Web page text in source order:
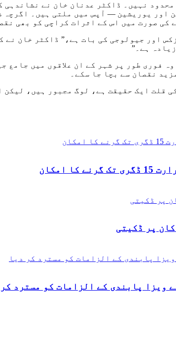
اور یوریشین — آپس میں ملتی ہیں۔ اگرچہ
کی صورت میں اس کے اثرات کراچی کو بھی
اور جیولوجی کی بات ہے،” ڈاکٹر خان
ہے۔”
فوری طور پر شہر کے ان علاقوں میں
نقصان سے بچا جا سکے۔
قلت ایک حقیقت ہے، لوگ مجبور ہیں،
امکان
پر ڈکیتی
ویزا پابندی کے الزامات کو مسترد کر